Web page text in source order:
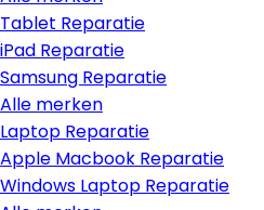
Tablet Reparatie
iPad Reparatie
Samsung Reparatie
Alle merken
Laptop Reparatie
Apple Macbook Reparatie
Windows Laptop Reparatie